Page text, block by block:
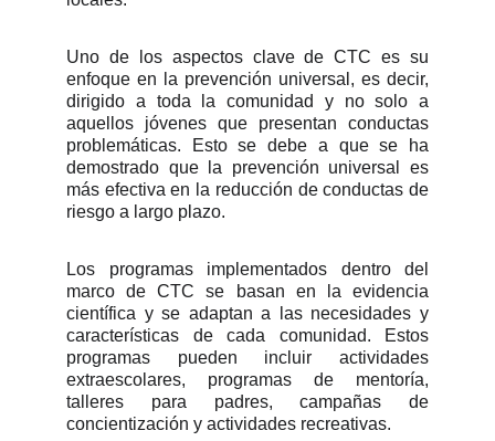
Uno de los aspectos clave de CTC es su
enfoque en la prevención universal, es decir,
dirigido a toda la comunidad y no solo a
aquellos jóvenes que presentan conductas
problemáticas. Esto se debe a que se ha
demostrado que la prevención universal es
más efectiva en la reducción de conductas de
riesgo a largo plazo.
Los programas implementados dentro del
marco de CTC se basan en la evidencia
científica y se adaptan a las necesidades y
características de cada comunidad. Estos
programas pueden incluir actividades
extraescolares, programas de mentoría,
talleres para padres, campañas de
concientización y actividades recreativas.